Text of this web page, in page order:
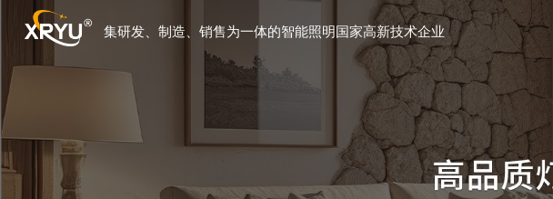
集研发、制造、销售为一体的智能照明国家高新技术企业